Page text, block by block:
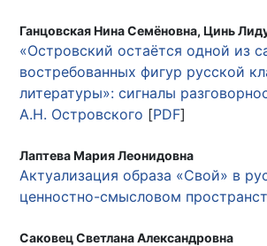
Ганцовская Нина Семёновна, Цинь
«Островский остаётся одной из
востребованных фигур русской
литературы»: сигналы
А.Н. Островского [PDF]
Лаптева Мария Леонидовна
Актуализация образа «Свой» в
ценностно-смысловом
Саковец Светлана Александровна